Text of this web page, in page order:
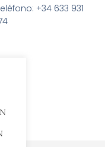
+34 633 931